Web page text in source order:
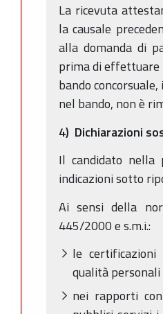
La ricevuta
la causale
alla domanda di
prima di effettuare
bando
nel bando, non è
4) Dichiarazioni
Il candidato nella
indicazioni sotto
Ai sensi della
445/2000 e s.m.i.:
le
qualità
nei rapporti